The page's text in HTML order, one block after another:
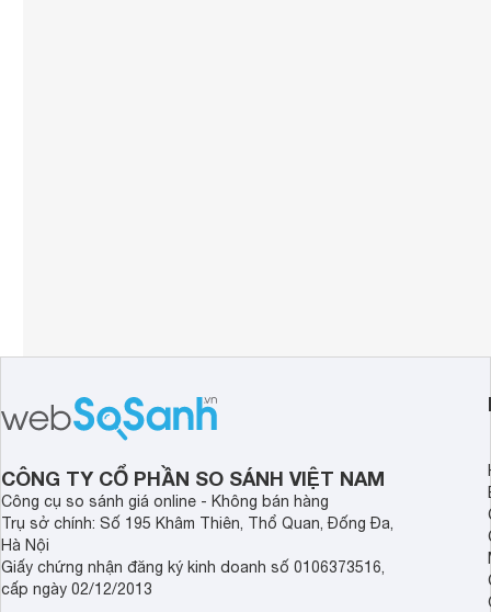
CÔNG TY CỔ PHẦN SO SÁNH VIỆT NAM
Công cụ so sánh giá online - Không bán hàng
Trụ sở chính: Số 195 Khâm Thiên, Thổ Quan, Đống Đa,
Hà Nội
Giấy chứng nhận đăng ký kinh doanh số 0106373516,
cấp ngày 02/12/2013